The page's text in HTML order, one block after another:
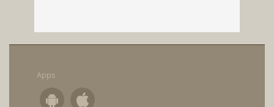
Apps